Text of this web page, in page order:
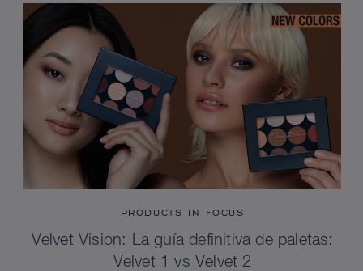
PRODUCTS IN FOCUS
Velvet Vision: La guía definitiva de paletas:
Velvet 1 vs Velvet 2